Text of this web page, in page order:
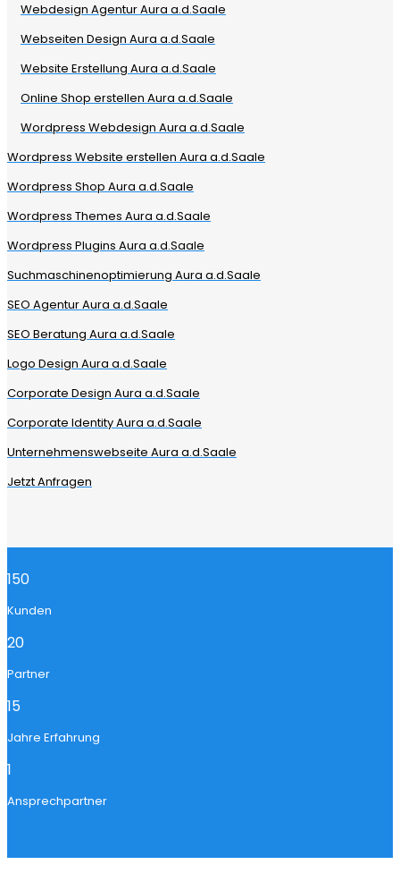
Webdesign Agentur Aura a.d.Saale
Webseiten Design Aura a.d.Saale
Website Erstellung Aura a.d.Saale
Online Shop erstellen Aura a.d.Saale
Wordpress Webdesign Aura a.d.Saale
Wordpress Website erstellen Aura a.d.Saale
Wordpress Shop Aura a.d.Saale
Wordpress Themes Aura a.d.Saale
Wordpress Plugins Aura a.d.Saale
Suchmaschinenoptimierung Aura a.d.Saale
SEO Agentur Aura a.d.Saale
SEO Beratung Aura a.d.Saale
Logo Design Aura a.d.Saale
Corporate Design Aura a.d.Saale
Corporate Identity Aura a.d.Saale
Unternehmenswebseite Aura a.d.Saale
Jetzt Anfragen
150
Kunden
20
Partner
15
Jahre Erfahrung
1
Ansprechpartner